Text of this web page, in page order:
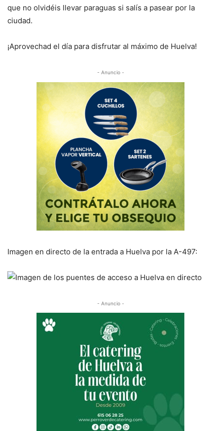
que no olvidéis llevar paraguas si salís a pasear por la
ciudad.
¡Aprovechad el día para disfrutar al máximo de Huelva!
- Anuncio -
Imagen en directo de la entrada a Huelva por la A-497:
- Anuncio -